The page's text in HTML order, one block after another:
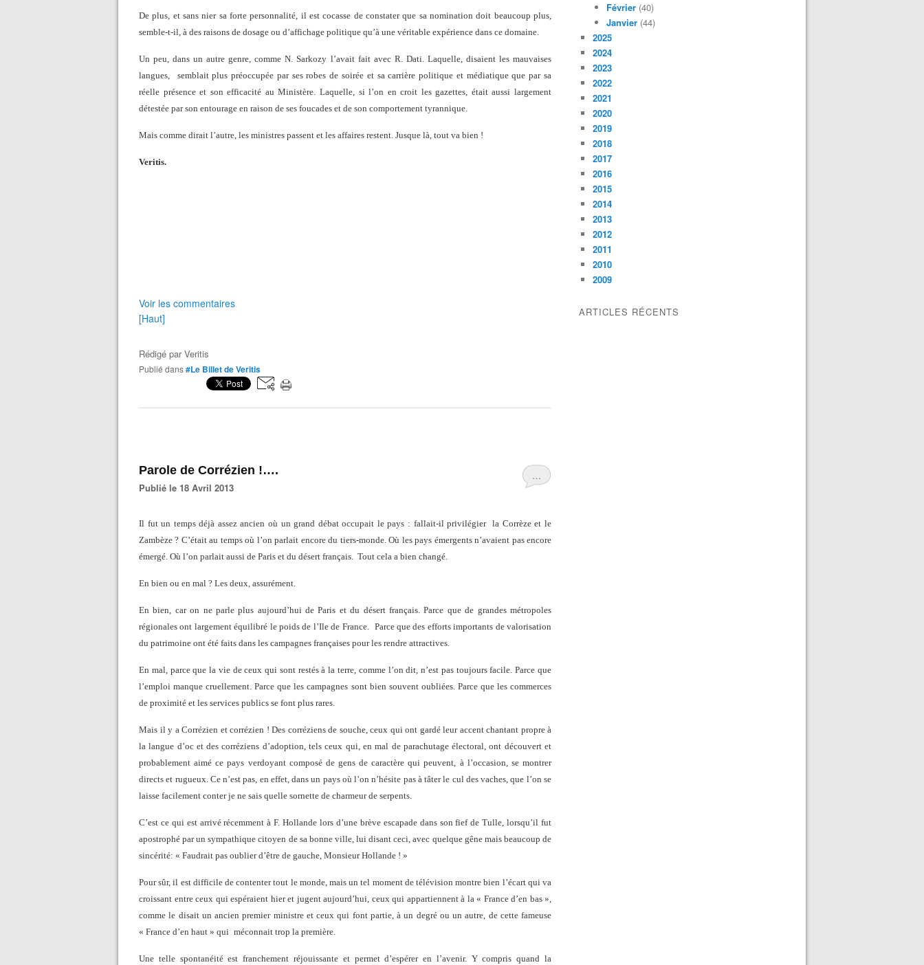
De plus, et sans nier sa forte personnalité, il est cocasse de constater que sa nomination doit beaucoup plus,
semble-t-il, à des raisons de dosage ou d’affichage politique qu’à une véritable expérience dans ce domaine.
Un peu, dans un autre genre, comme N. Sarkozy l’avait fait avec R. Dati. Laquelle, disaient les mauvaises
langues,
semblait plus préoccupée par ses robes de soirée et sa carrière politique et médiatique que par sa
réelle présence et son efficacité au Ministère. Laquelle, si l’on en croit les gazettes, était aussi largement
détestée par son entourage en raison de ses foucades et de son comportement tyrannique.
Mais comme dirait l’autre, les ministres passent et les affaires restent. Jusque là, tout va bien !
Veritis.
Voir les commentaires
[Haut]
Rédigé parVeritis
Publié dans#Le Billet de Veritis
…
Parole de Corrézien !….
Publié le 18 Avril 2013
Il fut un temps déjà assez ancien où un grand débat occupait le pays : fallait-il privilégier la Corrèze et le
Zambèze ? C’était au temps où l’on parlait encore du tiers-monde. Où les pays émergents n’avaient pas encore
émergé. Où l’on parlait aussi de Paris et du désert français. Tout cela a bien changé.
En bien ou en mal ? Les deux, assurément.
En bien, car on ne parle plus aujourd’hui de Paris et du désert français. Parce que de grandes métropoles
régionales ont largement équilibré le poids de l’Ile de France. Parce que des efforts importants de valorisation
du patrimoine ont été faits dans les campagnes françaises pour les rendre attractives.
En mal, parce que la vie de ceux qui sont restés à la terre, comme l’on dit, n’est pas toujours facile. Parce que
l’emploi manque cruellement. Parce que les campagnes sont bien souvent oubliées. Parce que les commerces
de proximité et les services publics se font plus rares.
Mais il y a Corrézien et corrézien ! Des corréziens de souche, ceux qui ont gardé leur accent chantant propre à
la langue d’oc et des corréziens d’adoption, tels ceux qui, en mal de parachutage électoral, ont découvert et
probablement aimé ce pays verdoyant composé de gens de caractère qui peuvent, à l’occasion, se montrer
directs et rugueux. Ce n’est pas, en effet, dans un pays où l’on n’hésite pas à tâter le cul des vaches, que l’on se
laisse facilement conter je ne sais quelle sornette de charmeur de serpents.
C’est ce qui est arrivé récemment à F. Hollande lors d’une brève escapade dans son fief de Tulle, lorsqu’il fut
apostrophé par un sympathique citoyen de sa bonne ville, lui disant ceci, avec quelque gêne mais beaucoup de
sincérité: « Faudrait pas oublier d’être de gauche, Monsieur Hollande ! »
Pour sûr, il est difficile de contenter tout le monde, mais un tel moment de télévision montre bien l’écart qui va
croissant entre ceux qui espéraient hier et jugent aujourd’hui, ceux qui appartiennent à la « France d’en bas »,
comme le disait un ancien premier ministre et ceux qui font partie, à un degré ou un autre, de cette fameuse
« France d’en haut » qui méconnait trop la première.
Une telle spontanéité est franchement réjouissante et permet d’espérer en l’avenir. Y compris quand la
Février (40)
Janvier (44)
2025
2024
2023
2022
2021
2020
2019
2018
2017
2016
2015
2014
2013
2012
2011
2010
2009
ARTICLES RÉCENTS